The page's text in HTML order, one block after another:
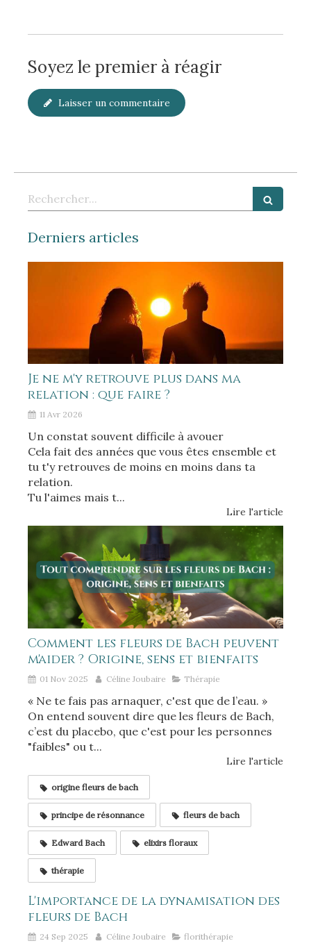
Soyez le premier à réagir
Laisser un commentaire
Rechercher
Derniers articles
Je ne m'y retrouve plus dans ma
relation : que faire ?
11 Avr 2026
Un constat souvent difficile à avouer
Cela fait des années que vous êtes ensemble et
tu t'y retrouves de moins en moins dans ta
relation.
Tu l'aimes mais t...
Lire l'article
Comment les fleurs de Bach peuvent
m'aider ? Origine, sens et bienfaits
01 Nov 2025 Céline Joubaire Thérapie
« Ne te fais pas arnaquer, c'est que de l’eau. »
On entend souvent dire que les fleurs de Bach,
c’est du placebo, que c'est pour les personnes
"faibles" ou t...
Lire l'article
origine fleurs de bach
principe de résonnance fleurs de bach
Edward Bach elixirs floraux
thérapie
L'importance de la dynamisation des
fleurs de Bach
24 Sep 2025 Céline Joubaire florithérapie